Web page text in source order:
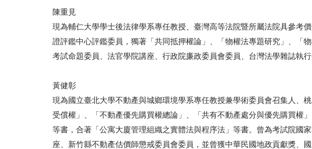
陳重見
現為輔仁大學學士後法律學系專任教授、臺灣高等法院暨所屬法院具參考
證評鑑中心評鑑委員，獨著「共同抵押權論」、「物權法專題研究」、「
考試命題委員、法官學院講座、行政院廉政委員會委員、台灣法學雜誌執行
黃健彰
現為國立臺北大學不動產與城鄉環境學系專任教授兼學術委員會召集人、
受償權」、「不動產優先購買權總論」、「共有不動產處分與優先購買權
等書，合著「公寓大廈管理組織之實體法與程序法」等書。曾為考試院國
座、新竹縣不動產估價師懲戒委員會委員，並曾獲中華民國地政貢獻獎、